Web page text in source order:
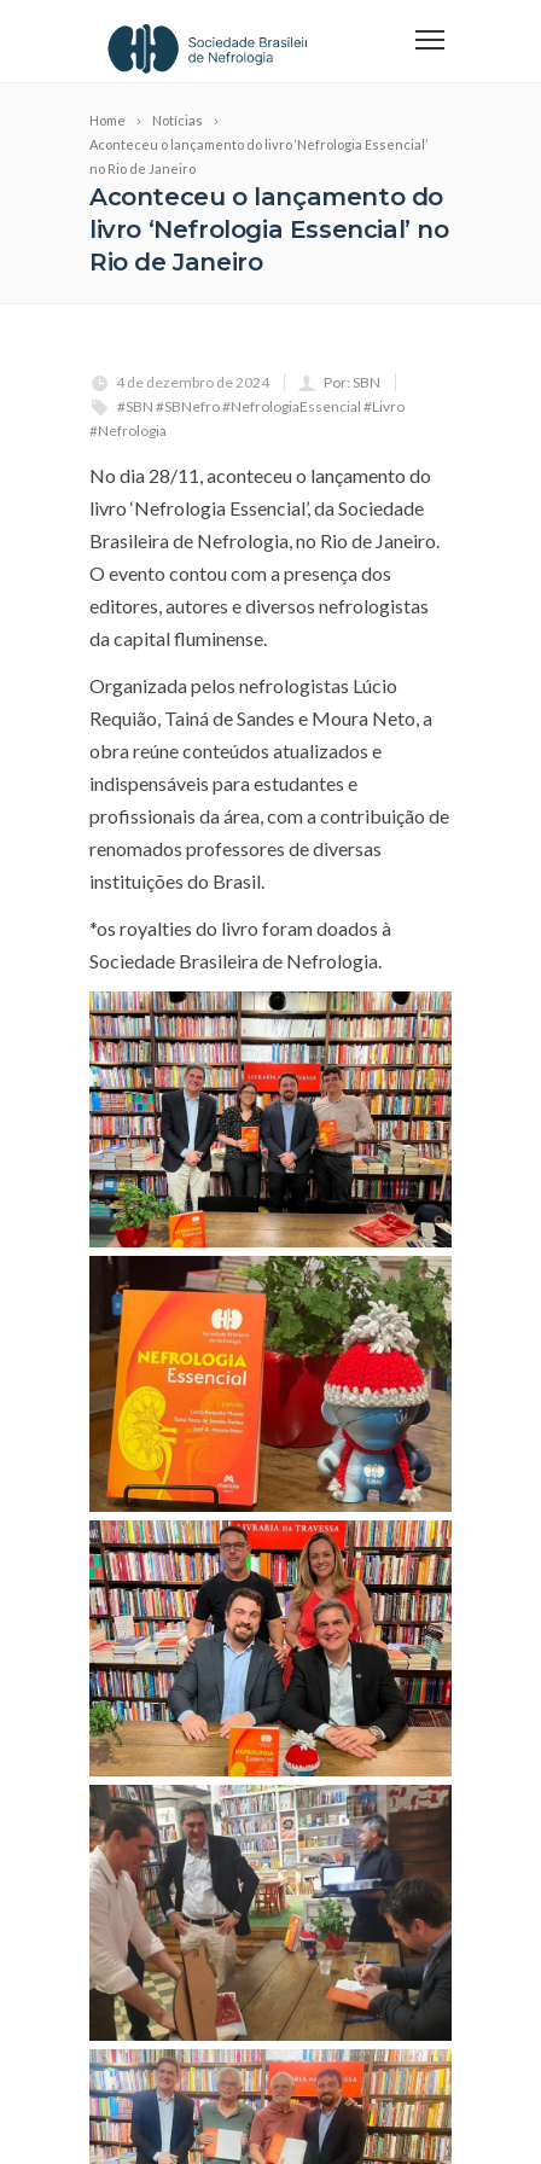
Home
Notícias
Aconteceu o lançamento do livro ‘Nefrologia Essencial’
no Rio de Janeiro
Aconteceu o lançamento do
livro ‘Nefrologia Essencial’ no
Rio de Janeiro
4 de dezembro de 2024
Por: SBN
#SBN #SBNefro #NefrologiaEssencial #Livro
#Nefrologia
No dia 28/11, aconteceu o lançamento do
livro ‘Nefrologia Essencial’, da Sociedade
Brasileira de Nefrologia, no Rio de Janeiro.
O evento contou com a presença dos
editores, autores e diversos nefrologistas
da capital fluminense.
Organizada pelos nefrologistas Lúcio
Requião, Tainá de Sandes e Moura Neto, a
obra reúne conteúdos atualizados e
indispensáveis para estudantes e
profissionais da área, com a contribuição de
renomados professores de diversas
instituições do Brasil.
*os royalties do livro foram doados à
Sociedade Brasileira de Nefrologia.